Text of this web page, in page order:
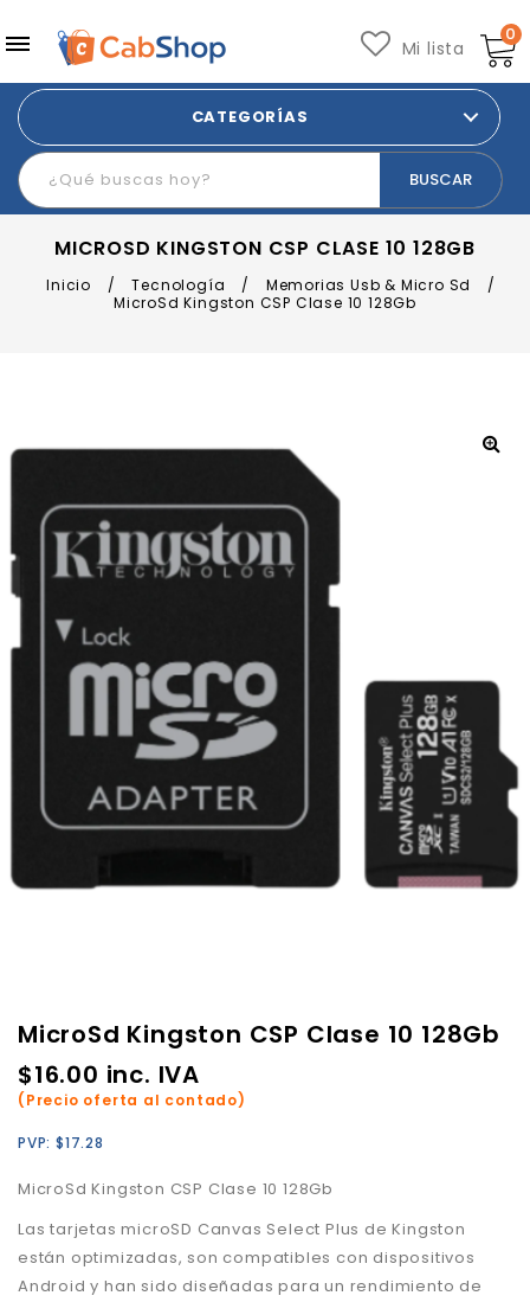
0
Mi lista
CATEGORÍAS
MICROSD KINGSTON CSP CLASE 10 128GB
Inicio / Tecnología / Memorias Usb & Micro Sd
/
MicroSd Kingston CSP Clase 10 128Gb
MicroSd Kingston CSP Clase 10 128Gb
$16.00 inc. IVA
(Precio oferta al contado)
PVP: $17.28
MicroSd Kingston CSP Clase 10 128Gb
Las tarjetas microSD Canvas Select Plus de Kingston
están optimizadas, son compatibles con dispositivos
Android y han sido diseñadas para un rendimiento de